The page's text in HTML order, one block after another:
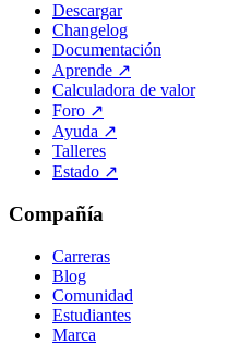
Descargar
Changelog
Documentación
Aprende ↗
Calculadora de valor
Foro ↗
Ayuda ↗
Talleres
Estado ↗
Compañía
Carreras
Blog
Comunidad
Estudiantes
Marca